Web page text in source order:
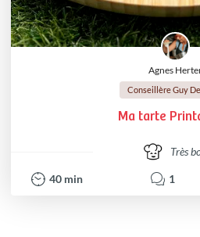
Agnes
Conseillère Guy
Ma tarte
Très
40 min 1